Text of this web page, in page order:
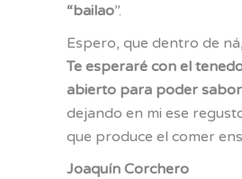
“bailao”.
Espero, que dentro de
Te esperaré con el
abierto para poder
dejando en mi ese
que produce el comer
Joaquín Corchero